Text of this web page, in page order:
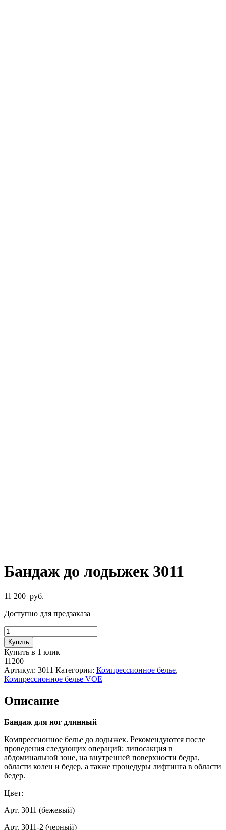
Бандаж до лодыжек 3011
11 200 руб.
Доступно для предзаказа
Количество
товара
Бандаж
до
лодыжек
3011
Купить
Купить в 1 клик
11200
Артикул: 3011 Категории: Компрессионное белье,
Компрессионное белье VOE
Описание
Бандаж для ног длинный
Компрессионное белье до лодыжек. Рекомендуются после
проведения следующих операций: липосакция в
абдоминальной зоне, на внутренней поверхности бедра,
области колен и бедер, а также процедуры лифтинга в области
бедер.
Цвет:
Арт. 3011 (бежевый)
Арт. 3011-2 (черный)